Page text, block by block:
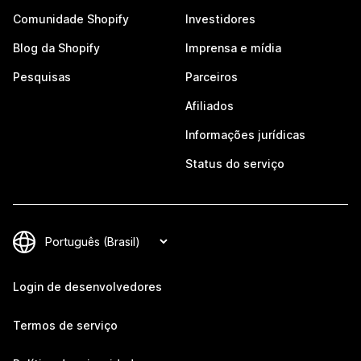
Comunidade Shopify
Blog da Shopify
Pesquisas
Investidores
Imprensa e mídia
Parceiros
Afiliados
Informações jurídicas
Status do serviço
Login de desenvolvedores
Termos de serviço